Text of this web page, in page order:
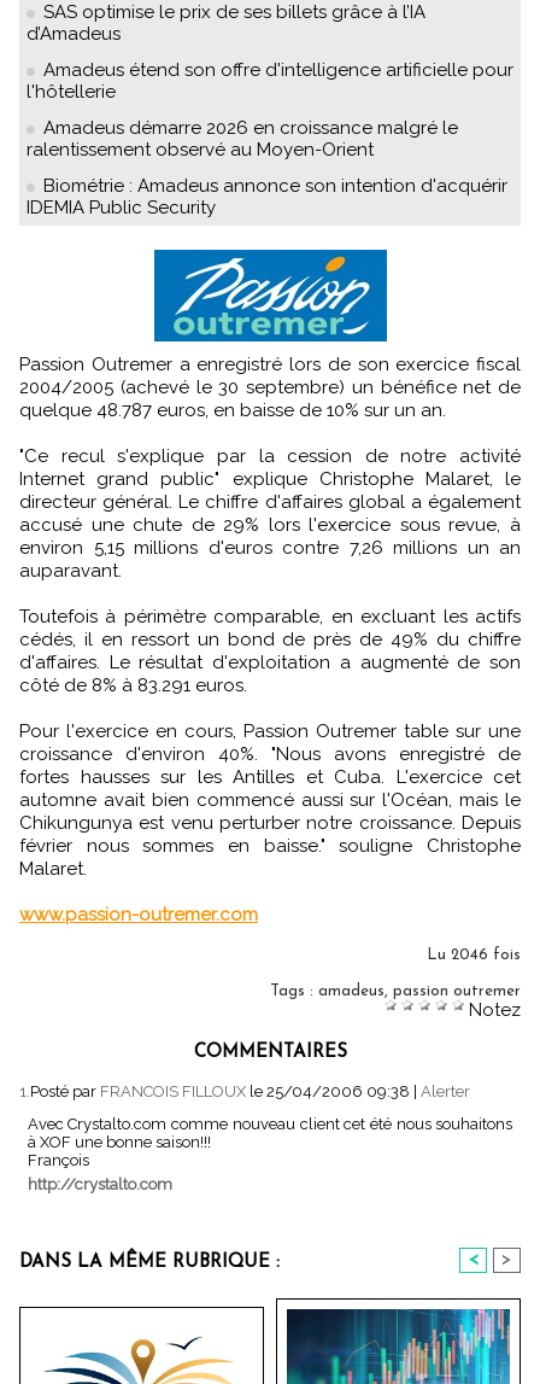
SAS optimise le prix de ses billets grâce à l’IA
d’Amadeus
Amadeus étend son offre d'intelligence artificielle pour
l'hôtellerie
Amadeus démarre 2026 en croissance malgré le
ralentissement observé au Moyen-Orient
Biométrie : Amadeus annonce son intention d'acquérir
IDEMIA Public Security
Passion Outremer a enregistré lors de son exercice fiscal
2004/2005 (achevé le 30 septembre) un bénéfice net de
quelque 48.787 euros, en baisse de 10% sur un an.
"Ce recul s'explique par la cession de notre activité
Internet grand public" explique Christophe Malaret, le
directeur général. Le chiffre d'affaires global a également
accusé une chute de 29% lors l'exercice sous revue, à
environ 5,15 millions d'euros contre 7,26 millions un an
auparavant.
Toutefois à périmètre comparable, en excluant les actifs
cédés, il en ressort un bond de près de 49% du chiffre
d'affaires. Le résultat d'exploitation a augmenté de son
côté de 8% à 83.291 euros.
Pour l'exercice en cours, Passion Outremer table sur une
croissance d'environ 40%. "Nous avons enregistré de
fortes hausses sur les Antilles et Cuba. L'exercice cet
automne avait bien commencé aussi sur l'Océan, mais le
Chikungunya est venu perturber notre croissance. Depuis
février nous sommes en baisse." souligne Christophe
Malaret.
www.passion-outremer.com
Lu 2046 fois
Tags : amadeus, passion outremer
Notez
COMMENTAIRES
1.Posté par FRANCOIS FILLOUX le 25/04/2006 09:38
Alerter
Avec Crystalto.com comme nouveau client cet été nous souhaitons
à XOF une bonne saison!!!
François
http://crystalto.com
DANS LA MÊME RUBRIQUE : < >